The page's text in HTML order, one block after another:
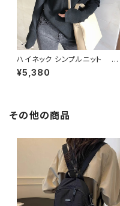
ハイネック シンプルニット C-
TAW1024
¥5,380
その他の商品